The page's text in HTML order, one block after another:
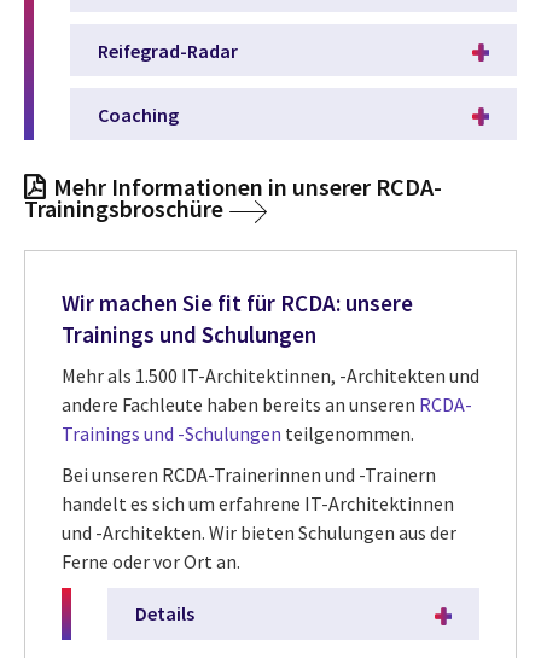
Reifegrad-Radar
Coaching
Mehr Informationen in unserer RCDA-
Trainingsbroschüre
Wir machen Sie fit für RCDA: unsere
Trainings und Schulungen
Mehr als 1.500 IT-Architektinnen, -Architekten und
andere Fachleute haben bereits an unseren RCDA-
Trainings und -Schulungen teilgenommen.
Bei unseren RCDA-Trainerinnen und -Trainern
handelt es sich um erfahrene IT-Architektinnen
und -Architekten. Wir bieten Schulungen aus der
Ferne oder vor Ort an.
Details